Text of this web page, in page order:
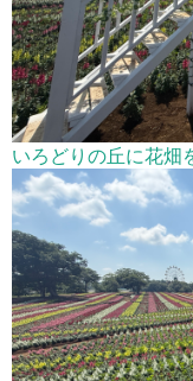
いろどりの丘に花畑